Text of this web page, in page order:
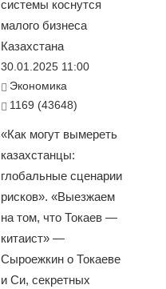
системы коснутся
малого бизнеса
Казахстана
30.01.2025 11:00
Экономика
1169 (43648)
«Как могут вымереть
казахстанцы:
глобальные сценарии
рисков». «Выезжаем
на том, что Токаев —
китаист» —
Сыроежкин о Токаеве
и Си, секретных